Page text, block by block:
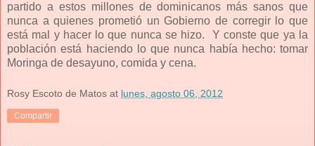
partido a estos millones de dominicanos más sanos que
nunca a quienes prometió un Gobierno de corregir lo que
está mal y hacer lo que nunca se hizo. Y conste que ya la
población está haciendo lo que nunca había hecho: tomar
Moringa de desayuno, comida y cena.
Rosy Escoto de Matos at lunes, agosto 06, 2012
Compartir